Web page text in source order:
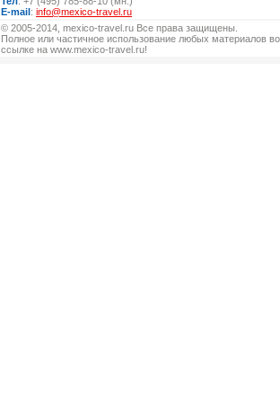
E-mail: info@mexico-travel.ru
© 2005-2014, mexico-travel.ru Все права защищены.
Полное или частичное использование любых материалов
ссылке на www.mexico-travel.ru!